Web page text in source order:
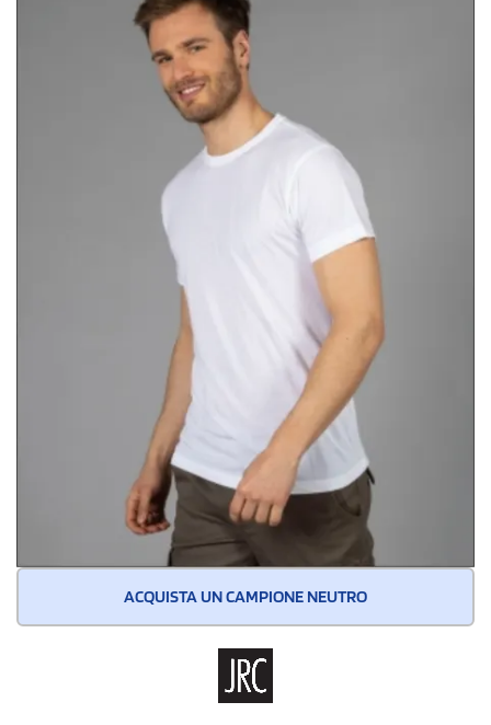
ACQUISTA UN CAMPIONE NEUTRO